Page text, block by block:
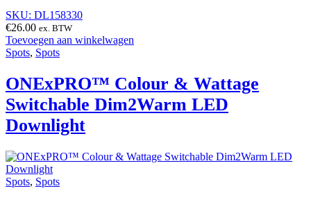
SKU: DL158330
€26.00 ex. BTW
Toevoegen aan winkelwagen
Spots, Spots
ONExPRO™ Colour & Wattage
Switchable Dim2Warm LED
Downlight
Spots, Spots